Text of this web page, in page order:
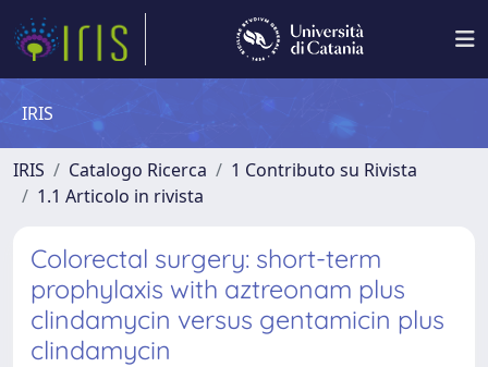
IRIS
IRIS Catalogo Ricerca
1 Contributo su Rivista
1.1 Articolo in rivista
Colorectal surgery: short-term
prophylaxis with aztreonam plus
clindamycin versus gentamicin plus
clindamycin